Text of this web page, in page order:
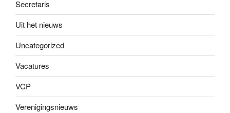
Secretaris
Uit het nieuws
Uncategorized
Vacatures
VCP
Verenigingsnieuws